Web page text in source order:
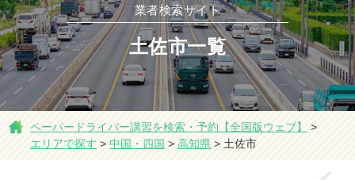
ホーム
業者検索サイト
土佐市一覧
ペーパードライバー講習を検索・予約【全国版ウェブ】
>
エリアで探す > 中国・四国 > 高知県 > 土佐市